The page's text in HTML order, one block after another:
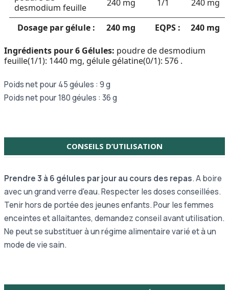
desmodium feuille
240 mg 1/1 240 mg
Dosage par gélule : 240 mg EQPS : 240 mg
Ingrédients pour 6 Gélules: poudre de desmodium
feuille(1/1): 1440 mg, gélule gélatine(0/1): 576 .
Poids net pour 45 géules : 9 g
Poids net pour 180 géules : 36 g
CONSEILS D’UTILISATION
Prendre 3 à 6 gélules par jour au cours des repas. A boire
avec un grand verre d'eau. Respecter les doses conseillées.
Tenir hors de portée des jeunes enfants. Pour les femmes
enceintes et allaitantes, demandez conseil avant utilisation.
Ne peut se substituer à un régime alimentaire varié et à un
mode de vie sain.